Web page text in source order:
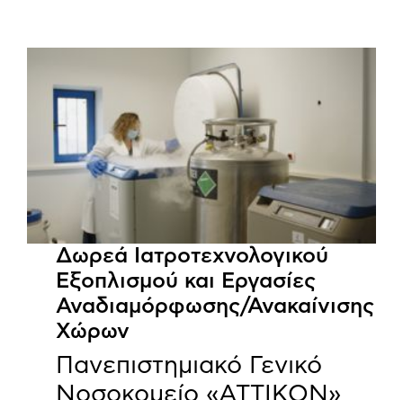
Δωρεά Ιατροτεχνολογικού
Εξοπλισμού και Εργασίες
Αναδιαμόρφωσης/Ανακαίνισης
Χώρων
Πανεπιστημιακό Γενικό
Νοσοκομείο «ΑΤΤΙΚΟΝ»